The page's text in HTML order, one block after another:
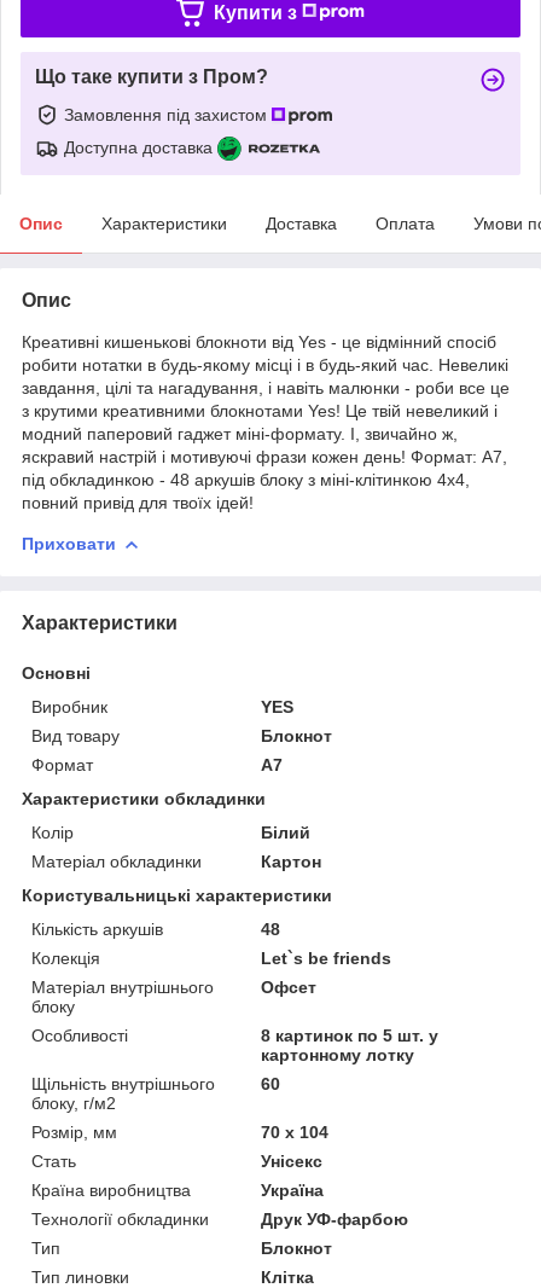
Купити з
Що таке купити з Пром?
Замовлення під захистом
Доступна доставка
Опис Характеристики Доставка Оплата Умови
Опис
Креативні кишенькові блокноти від Yes - це відмінний спосіб
робити нотатки в будь-якому місці і в будь-який час. Невеликі
завдання, цілі та нагадування, і навіть малюнки - роби все це
з крутими креативними блокнотами Yes! Це твій невеликий і
модний паперовий гаджет міні-формату. І, звичайно ж,
яскравий настрій і мотивуючі фрази кожен день! Формат: А7,
під обкладинкою - 48 аркушів блоку з міні-клітинкою 4х4,
повний привід для твоїх ідей!
Приховати
Характеристики
Основні
Виробник
YES
Вид товару
Блокнот
Формат
A7
Характеристики обкладинки
Колір
Білий
Матеріал обкладинки
Картон
Користувальницькі характеристики
Кількість аркушів
48
Колекція
Let`s be friends
Матеріал внутрішнього
блоку
Офсет
Особливості
8 картинок по 5 шт. у
картонному лотку
Щільність внутрішнього
блоку, г/м2
60
Розмір, мм
70 х 104
Стать
Унісекс
Країна виробництва
Україна
Технології обкладинки
Друк УФ-фарбою
Тип
Блокнот
Тип линовки
Клітка